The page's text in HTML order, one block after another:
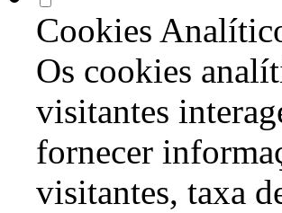
Cookies
Os cookies
visitantes
fornecer
visitantes, taxa